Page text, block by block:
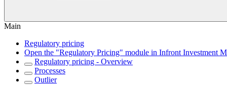
Main
Regulatory pricing
Open the "Regulatory Pricing" module in Infront Investment
Regulatory pricing - Overview
Processes
Outlier